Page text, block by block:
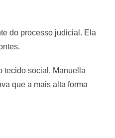
do processo judicial. Ela
tecido social, Manuella
que a mais alta forma